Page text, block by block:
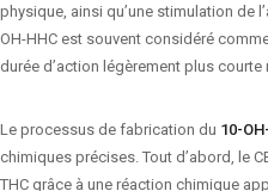
physique, ainsi qu’une stimulation de
OH-HHC est souvent considéré
durée d’action légèrement plus
Le processus de fabrication du 10-
chimiques précises. Tout d’abord, le
THC grâce à une réaction chimique